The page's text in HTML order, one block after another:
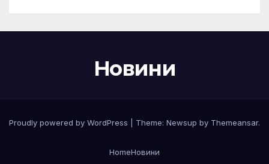
Новини
Proudly powered by WordPress Theme: Newsup by Themeansar.
HomeНовини